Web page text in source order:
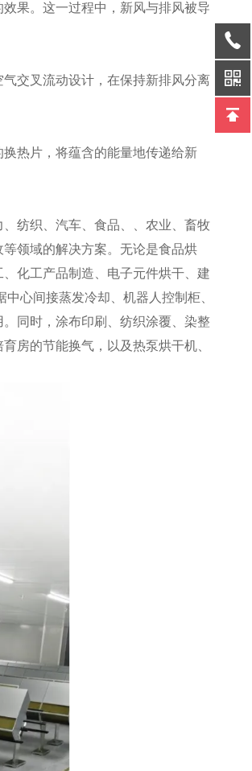
果。这一过程中，新风与排风被导
交叉流动设计，在保持新排风分离
热片，将蕴含的能量地传递给新
纺织、汽车、食品、、农业、畜牧
领域的解决方案。无论是食品烘
化工产品制造、电子元件烘干、建
心间接蒸发冷却、机器人控制柜、
同时，涂布印刷、纺织涂覆、染整
房的节能换气，以及热泵烘干机、